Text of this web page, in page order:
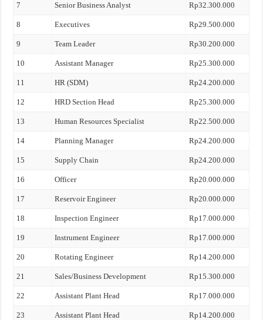
7 Senior Business Analyst Rp32.300.000
8 Executives Rp29.500.000
9 Team Leader Rp30.200.000
10 Assistant Manager Rp25.300.000
11 HR (SDM) Rp24.200.000
12 HRD Section Head Rp25.300.000
13 Human Resources Specialist Rp22.500.000
14 Planning Manager Rp24.200.000
15 Supply Chain Rp24.200.000
16 Officer Rp20.000.000
17 Reservoir Engineer Rp20.000.000
18 Inspection Engineer Rp17.000.000
19 Instrument Engineer Rp17.000.000
20 Rotating Engineer Rp14.200.000
21 Sales/Business Development Rp15.300.000
22 Assistant Plant Head Rp17.000.000
23 Assistant Plant Head Rp14.200.000